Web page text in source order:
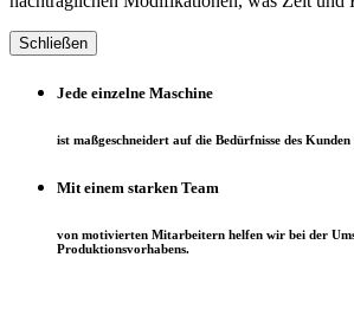
Schließen
Jede einzelne Maschine
ist maßgeschneidert auf die Bedürfnisse des Kunden
Mit einem starken Team
von motivierten Mitarbeitern helfen wir bei der
Produktionsvorhabens.